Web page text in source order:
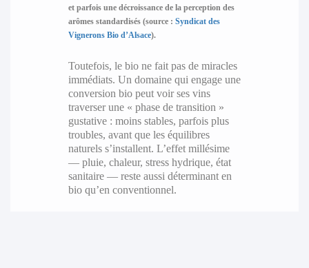
et parfois une décroissance de la perception des
arômes standardisés (source : Syndicat des
Vignerons Bio d’Alsace).
Toutefois, le bio ne fait pas de miracles
immédiats. Un domaine qui engage une
conversion bio peut voir ses vins
traverser une « phase de transition »
gustative : moins stables, parfois plus
troubles, avant que les équilibres
naturels s’installent. L’effet millésime
— pluie, chaleur, stress hydrique, état
sanitaire — reste aussi déterminant en
bio qu’en conventionnel.